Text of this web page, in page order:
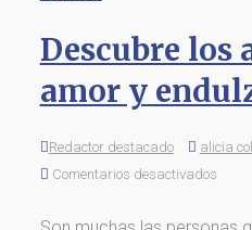
Descubre los
amor y
Redactor destacado alicia
Comentarios desactivados